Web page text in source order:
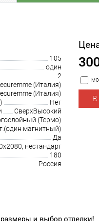
105
один
2
(Италия)
(Италия)
Нет
СверхВысокий
(Термо)
магнитный)
Да
нестандарт
180
Россия
и выбор отделки!